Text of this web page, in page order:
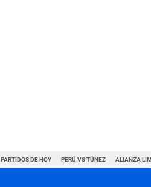
PARTIDOS DE HOY PERÚ VS TÚNEZ ALIANZA